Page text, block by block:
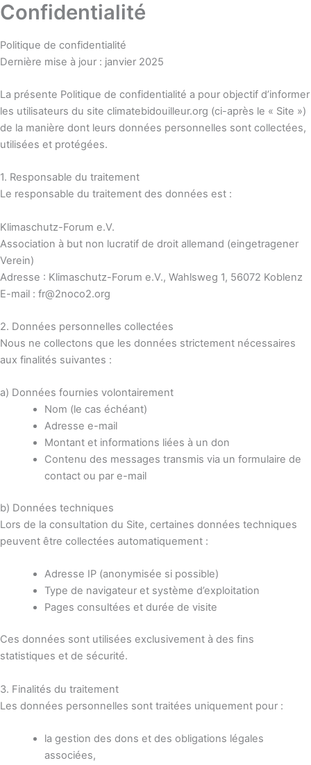
Zum
Inhalt
springen
Confidentialité
Politique de confidentialité
Dernière mise à jour : janvier 2025
La présente Politique de confidentialité a pour objectif d’informer
les utilisateurs du site climatebidouilleur.org (ci-après le « Site »)
de la manière dont leurs données personnelles sont collectées,
utilisées et protégées.
1. Responsable du traitement
Le responsable du traitement des données est :
Klimaschutz-Forum e.V.
Association à but non lucratif de droit allemand (eingetragener
Verein)
Adresse : Klimaschutz-Forum e.V., Wahlsweg 1, 56072 Koblenz
E-mail : fr@2noco2.org
2. Données personnelles collectées
Nous ne collectons que les données strictement nécessaires
aux finalités suivantes :
a) Données fournies volontairement
Nom (le cas échéant)
Adresse e-mail
Montant et informations liées à un don
Contenu des messages transmis via un formulaire de
contact ou par e-mail
b) Données techniques
Lors de la consultation du Site, certaines données techniques
peuvent être collectées automatiquement :
Adresse IP (anonymisée si possible)
Type de navigateur et système d’exploitation
Pages consultées et durée de visite
Ces données sont utilisées exclusivement à des fins
statistiques et de sécurité.
3. Finalités du traitement
Les données personnelles sont traitées uniquement pour :
la gestion des dons et des obligations légales
associées,